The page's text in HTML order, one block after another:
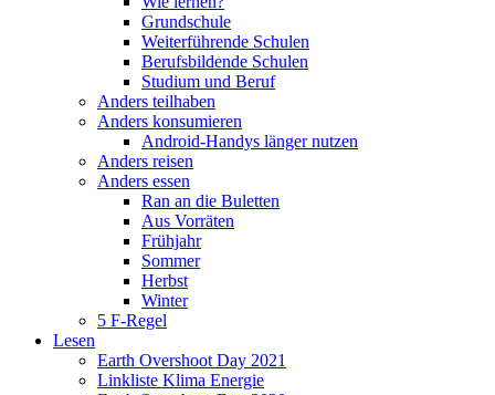
Grundschule
Weiterführende Schulen
Berufsbildende Schulen
Studium und Beruf
Anders teilhaben
Anders konsumieren
Android-Handys länger nutzen
Anders reisen
Anders essen
Ran an die Buletten
Aus Vorräten
Frühjahr
Sommer
Herbst
Winter
5 F-Regel
Lesen
Earth Overshoot Day 2021
Linkliste Klima Energie